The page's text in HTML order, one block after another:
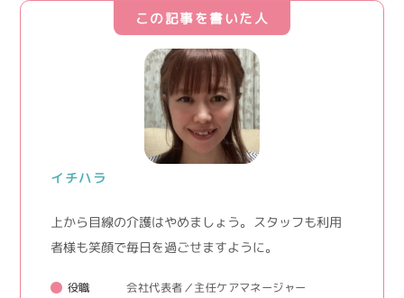
この記事を書いた人
イチハラ
上から目線の介護はやめましょう。 スタッフも利用
者様も笑顔で毎日を過ごせますように。
役職 会社代表者／主任ケアマネージャー